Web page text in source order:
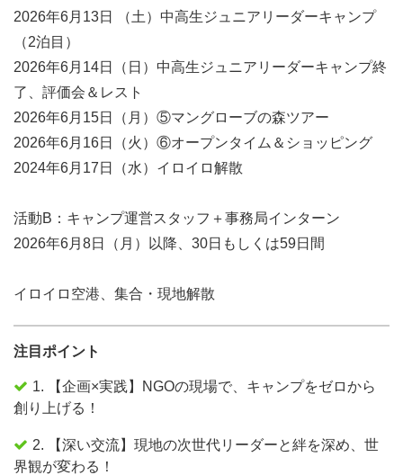
2026年6月13日 （土）中高生ジュニアリーダーキャンプ
（2泊目）
2026年6月14日（日）中高生ジュニアリーダーキャンプ終
了、評価会＆レスト
2026年6月15日（月）⑤マングローブの森ツアー
2026年6月16日（火）⑥オープンタイム＆ショッピング
2024年6月17日（水）イロイロ解散
活動B：キャンプ運営スタッフ＋事務局インターン
2026年6月8日（月）以降、30日もしくは59日間
イロイロ空港、集合・現地解散
注目ポイント
1. 【企画×実践】NGOの現場で、キャンプをゼロから
創り上げる！
2. 【深い交流】現地の次世代リーダーと絆を深め、世
界観が変わる！